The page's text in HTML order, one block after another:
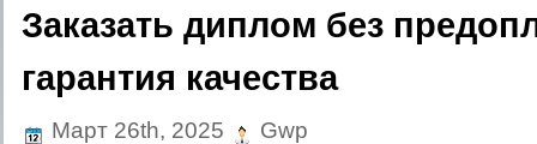
Заказать диплом без
гарантия качества
Март 26th, 2025 Gwp